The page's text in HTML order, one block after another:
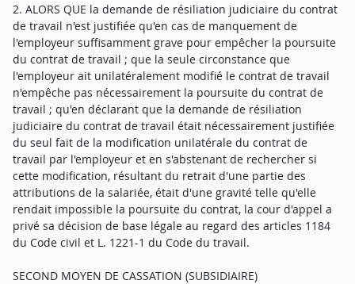
2. ALORS QUE la demande de résiliation judiciaire du contrat
de travail n'est justifiée qu'en cas de manquement de
l'employeur suffisamment grave pour empêcher la poursuite
du contrat de travail ; que la seule circonstance que
l'employeur ait unilatéralement modifié le contrat de travail
n'empêche pas nécessairement la poursuite du contrat de
travail ; qu'en déclarant que la demande de résiliation
judiciaire du contrat de travail était nécessairement justifiée
du seul fait de la modification unilatérale du contrat de
travail par l'employeur et en s'abstenant de rechercher si
cette modification, résultant du retrait d'une partie des
attributions de la salariée, était d'une gravité telle qu'elle
rendait impossible la poursuite du contrat, la cour d'appel a
privé sa décision de base légale au regard des articles 1184
du Code civil et L. 1221-1 du Code du travail.
SECOND MOYEN DE CASSATION (SUBSIDIAIRE)